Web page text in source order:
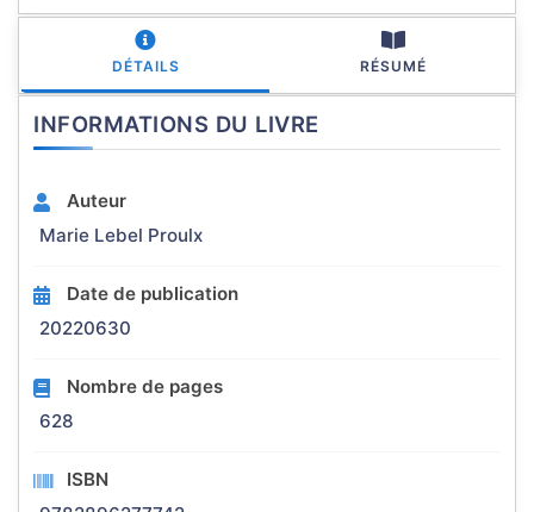
DÉTAILS RÉSUMÉ
INFORMATIONS DU LIVRE
Auteur
Marie Lebel Proulx
Date de publication
20220630
Nombre de pages
628
ISBN